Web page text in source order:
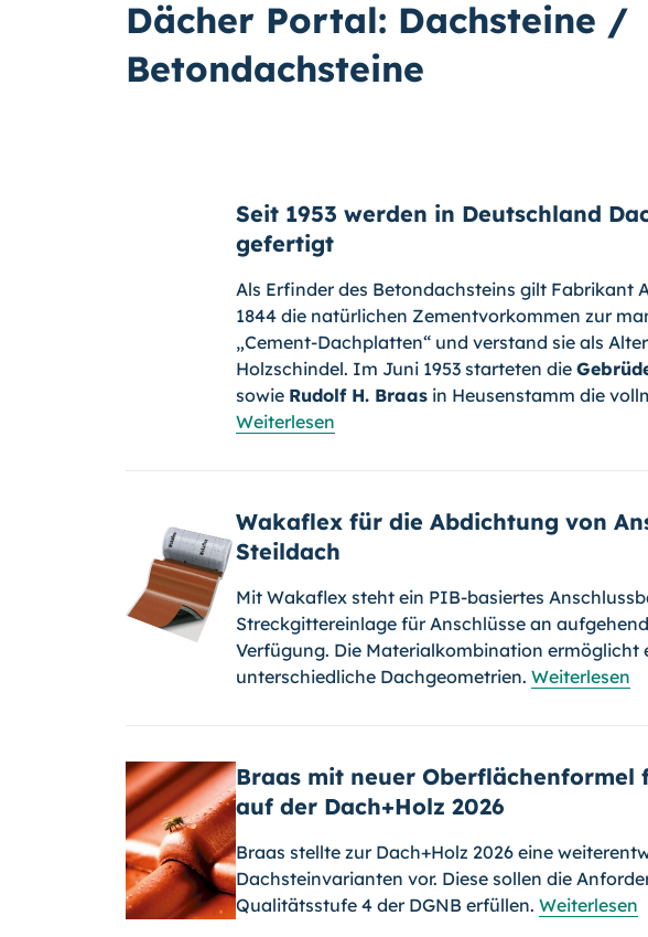
Dächer Portal: Dachsteine /
Betondachsteine
Seit 1953 werden in Deutschland
gefertigt
Als Erfinder des Betondachsteins gilt Fabrikant
1844 die natürlichen Zementvorkommen zur
„Cement-Dachplatten“ und verstand sie als
Holzschindel. Im Juni 1953 starteten die
sowie Rudolf H. Braas in Heusenstamm die
Weiterlesen
Wakaflex für die Abdichtung von
Steildach
Mit Wakaflex steht ein PIB-basiertes
Streckgittereinlage für Anschlüsse an
Verfügung. Die Materialkombination ermöglicht
unterschiedliche Dachgeometrien. Weiterlesen
Braas mit neuer Oberflächenformel
auf der Dach+Holz 2026
Braas stellte zur Dach+Holz 2026 eine
Dachsteinvarianten vor. Diese sollen die
Qualitätsstufe 4 der DGNB erfüllen. Weiterlesen